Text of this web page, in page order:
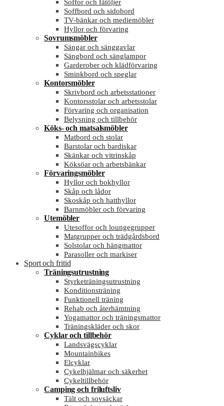
Soffor och fåtöljer
Soffbord och sidobord
TV-bänkar och mediemöbler
Hyllor och förvaring
Sovrumsmöbler
Sängar och sänggavlar
Sängbord och sänglampor
Garderober och klädförvaring
Sminkbord och speglar
Kontorsmöbler
Skrivbord och arbetsstationer
Kontorsstolar och arbetsstolar
Förvaring och organisation
Belysning och tillbehör
Köks- och matsalsmöbler
Matbord och stolar
Barstolar och bardiskar
Skänkar och vitrinskåp
Köksöar och arbetsbänkar
Förvaringsmöbler
Hyllor och bokhyllor
Skåp och lådor
Skoskåp och hatthyllor
Barnmöbler och förvaring
Utemöbler
Utesoffor och loungegrupper
Matgrupper och trädgårdsbord
Solstolar och hängmattor
Parasoller och markiser
Sport och fritid
Träningsutrustning
Styrketräningsutrustning
Konditionsträning
Funktionell träning
Rehab och återhämtning
Yogamattor och träningsmattor
Träningskläder och skor
Cyklar och tillbehör
Landsvägscyklar
Mountainbikes
Elcyklar
Cykelhjälmar och säkerhet
Cykeltillbehör
Camping och friluftsliv
Tält och sovsäckar